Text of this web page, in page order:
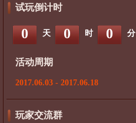
试玩倒计时
0 天 0 时 0 分
活动周期
2017.06.03 - 2017.06.18
玩家交流群